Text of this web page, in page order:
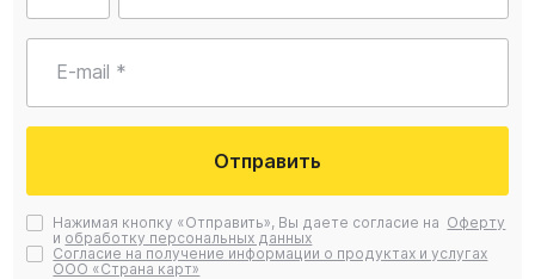
E-mail *
Отправить
Нажимая кнопку «Отправить», Вы даете согласие на Оферту
и обработку персональных данных
Согласие на получение информации о продуктах и услугах
ООО «Страна карт»